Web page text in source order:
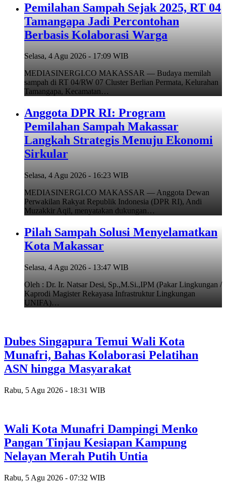
Pemilahan Sampah Sejak 2025, RT 04
Tamangapa Jadi Percontohan
Berbasis Kolaborasi Warga
Selasa, 4 Agu 2026 - 17:09 WIB
MEDIASINERGI.CO MAKASSAR — Budaya memilah
sampah di RT 04/RW 07 Cluster Berlian Permata, Kelurahan
Tamangapa, Kecamatan…
Anggota DPR RI: Program
Pemilahan Sampah Makassar
Langkah Strategis Menuju Ekonomi
Sirkular
Selasa, 4 Agu 2026 - 16:23 WIB
MEDIASINERGI.CO MAKASSAR — Anggota Dewan
Perwakilan Rakyat Republik Indonesia (DPR RI), Andi
Muzakkir Aqil, menyatakan dukungan…
Pilah Sampah Solusi Menyelamatkan
Kota Makassar
Selasa, 4 Agu 2026 - 13:47 WIB
Oleh : Dr. Ir. Natsar Desi, Sp.,M.Si.,IPM (Pakar Lingkungan /
Kaprodi Magister Rekayasa Infrastruktur Lingkungan
UNIFA)…
Dubes Singapura Temui Wali Kota
Munafri, Bahas Kolaborasi Pelatihan
ASN hingga Masyarakat
Rabu, 5 Agu 2026 - 18:31 WIB
Wali Kota Munafri Dampingi Menko
Pangan Tinjau Kesiapan Kampung
Nelayan Merah Putih Untia
Rabu, 5 Agu 2026 - 07:32 WIB